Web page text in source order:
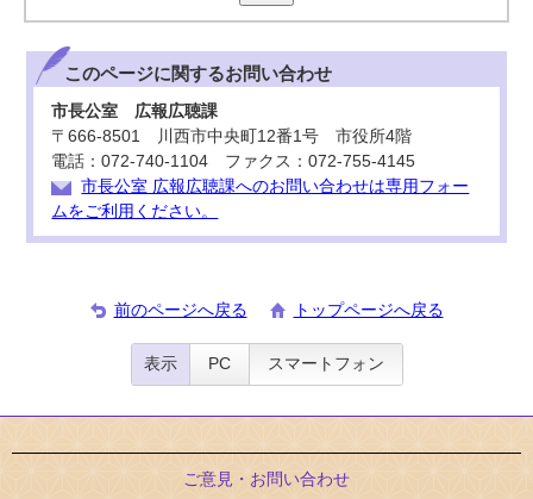
このページに関するお問い合わせ
市長公室 広報広聴課
〒666-8501 川西市中央町12番1号 市役所4階
電話：072-740-1104 ファクス：072-755-4145
市長公室 広報広聴課へのお問い合わせは専用フォー
ムをご利用ください。
前のページへ戻る トップページへ戻る
表示 PC スマートフォン
ご意見・お問い合わせ